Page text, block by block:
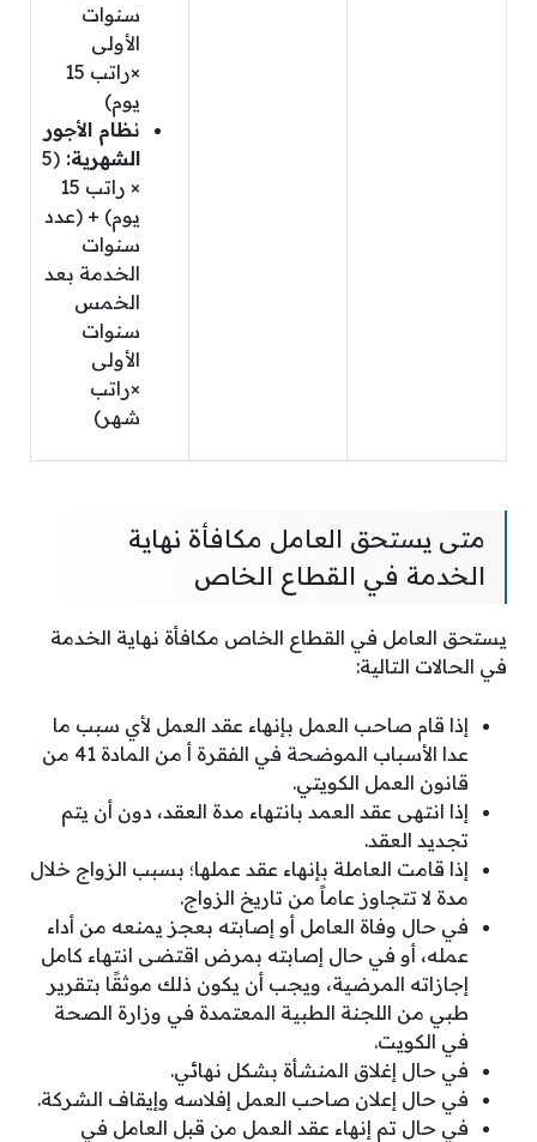
سنوات
الأولى
×راتب 15
يوم)
نظام الأجور
الشهرية:
(5
× راتب 15
يوم) + (عدد
سنوات
الخدمة بعد
الخمس
سنوات
الأولى
×راتب
شهر)
متى يستحق العامل مكافأة نهاية
الخدمة في القطاع الخاص
يستحق العامل في القطاع الخاص مكافأة نهاية الخدمة
في الحالات التالية:
إذا قام صاحب العمل بإنهاء عقد العمل لأي سبب ما
عدا الأسباب الموضحة في الفقرة أ من المادة 41 من
قانون العمل الكويتي.
إذا انتهى عقد العمد بانتهاء مدة العقد، دون أن يتم
تجديد العقد.
إذا قامت العاملة بإنهاء عقد عملها؛ بسبب الزواج خلال
مدة لا تتجاوز عاماً من تاريخ الزواج.
في حال وفاة العامل أو إصابته بعجز يمنعه من أداء
عمله، أو في حال إصابته بمرض اقتضى انتهاء كامل
إجازاته المرضية، ويجب أن يكون ذلك موثقًا بتقرير
طبي من اللجنة الطبية المعتمدة في وزارة الصحة
في الكويت.
في حال إغلاق المنشأة بشكل نهائي.
في حال إعلان صاحب العمل إفلاسه وإيقاف الشركة.
في حال تم إنهاء عقد العمل من قبل العامل في